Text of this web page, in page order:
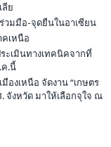
ลีย
วมมือ-จุดยืนในอาเซียน
คเหนือ
ะเมินทางเทคนิคจากที่
ค.นี้
องเหนือ จัดงาน “เกษตร
จังหวัด มาให้เลือกจุใจ ณ